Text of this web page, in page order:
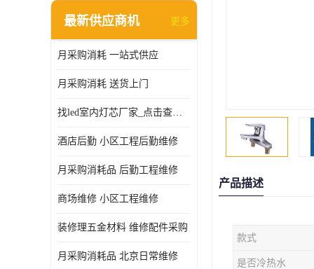
最新供应商机 更多
月采购消耗 一站式供应
月采购消耗 送货上门
找led室内灯芯厂家_点击查看更多
酒店后勤 小区工程后勤维修
月采购消耗品 后勤工程维修
商场维修 小区工程维修
装修理五金材料 维修配件采购
月采购消耗品 北京日常维修
产品描述
款式
是否冷热水